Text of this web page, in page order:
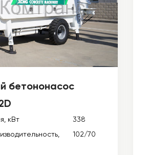
бетононасос
кВт
338
102/70